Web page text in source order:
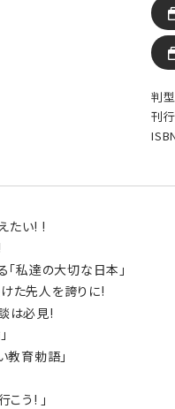
判
刊
たい! !
「私達の大切な日本」
た先人を誇りに!
は必見!
教育勅語」
こう! 」